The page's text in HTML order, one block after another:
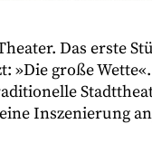
Das erste
»Die große
Inszenierung